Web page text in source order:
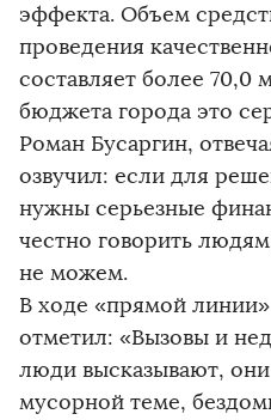
эффекта. Объем
проведения
составляет более 70,0
бюджета города это
Роман Бусаргин,
озвучил: если для
нужны серьезные
честно говорить
не можем.
В ходе «прямой линии»
отметил: «Вызовы и
люди высказывают, они
мусорной теме,